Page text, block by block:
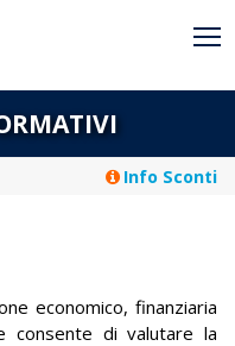
Info Sconti
economico, finanziaria
consente di valutare la